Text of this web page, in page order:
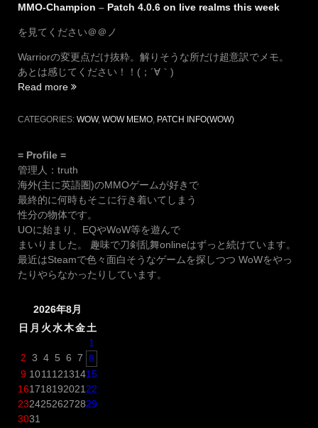
MMO-Champion – Patch 4.0.6 on live realms this week
を見てください＠＠ノ
Warriorの変更点だけ抜粋。解りそうな所だけ超意訳でメモ。
あとは感じてください！！(；´∀｀)
Read more “Patch
今
ン
テ
で
来
る
そ
う
で
CATEGORIES: WOW, WOW MEMO PATCH INFO(WOW)
= Profile =
管理人：truth
海外(主に英語圏)のMMOゲームが好きで
最終的に何時もそこに行き着いてしまう
性分の物体です。
UOに始まり、EQやWoW等を遊んで
まいりました。 趣味で刀剣乱舞onlineはずっと続けています。
最近はSteamで色々面白そうなゲームを探しつつ WoWをやっ
たりやらなかったりしています。
2026年8月
日 月 火水木金土
1
2 3 4 5 6 7 8
9 1011 12131415
161718192021 22
23242526272829
3031